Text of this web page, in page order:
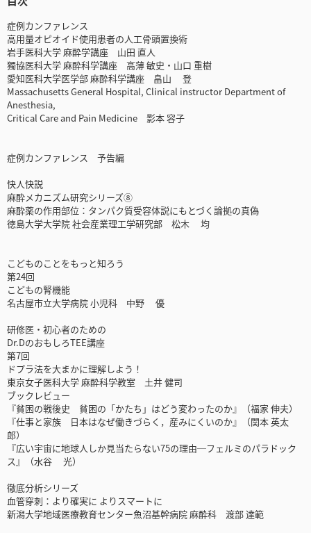
症例カンファレンス
高用量オピオイド使用患者の人工骨頭置換術
岩手医科大学 麻酔学講座 山田 直人
獨協医科大学 麻酔科学講座 高薄 敏史・山口 重樹
愛知医科大学医学部 麻酔科学講座 畠山 登
Massachusetts General Hospital, Clinical instructor Department of
Anesthesia,
Critical Care and Pain Medicine 影本 容子
症例カンファレンス 予告編
快人快説
麻酔メカニズム研究シリーズ⑧
麻酔薬の作用部位：タンパク質受容体説にもとづく論拠の真偽
徳島大学大学院 社会産業理工学研究部 松木 均
こどものことをもっと知ろう
第24回
こどもの腎機能
名古屋市立大学病院 小児科 中野 優
研修医・初心者のための
Dr.DのおもしろTEE講座
第7回
ドプラ法を大まかに理解しよう！
東京女子医科大学 麻酔科学教室 土井 健司
ブックレビュー
『貧困の戦後史 貧困の「かたち」はどう変わったのか』（福家 伸夫）
『仕事と家族 日本はなぜ働きづらく，産みにくいのか』（関本 英太
郎）
『広い宇宙に地球人しか見当たらない75の理由─フェルミのパラドック
ス』（水谷 光）
徹底分析シリーズ
血管穿刺：より確実に よりスマートに
新潟大学地域医療教育センター魚沼基幹病院 麻酔科 渡部 達範